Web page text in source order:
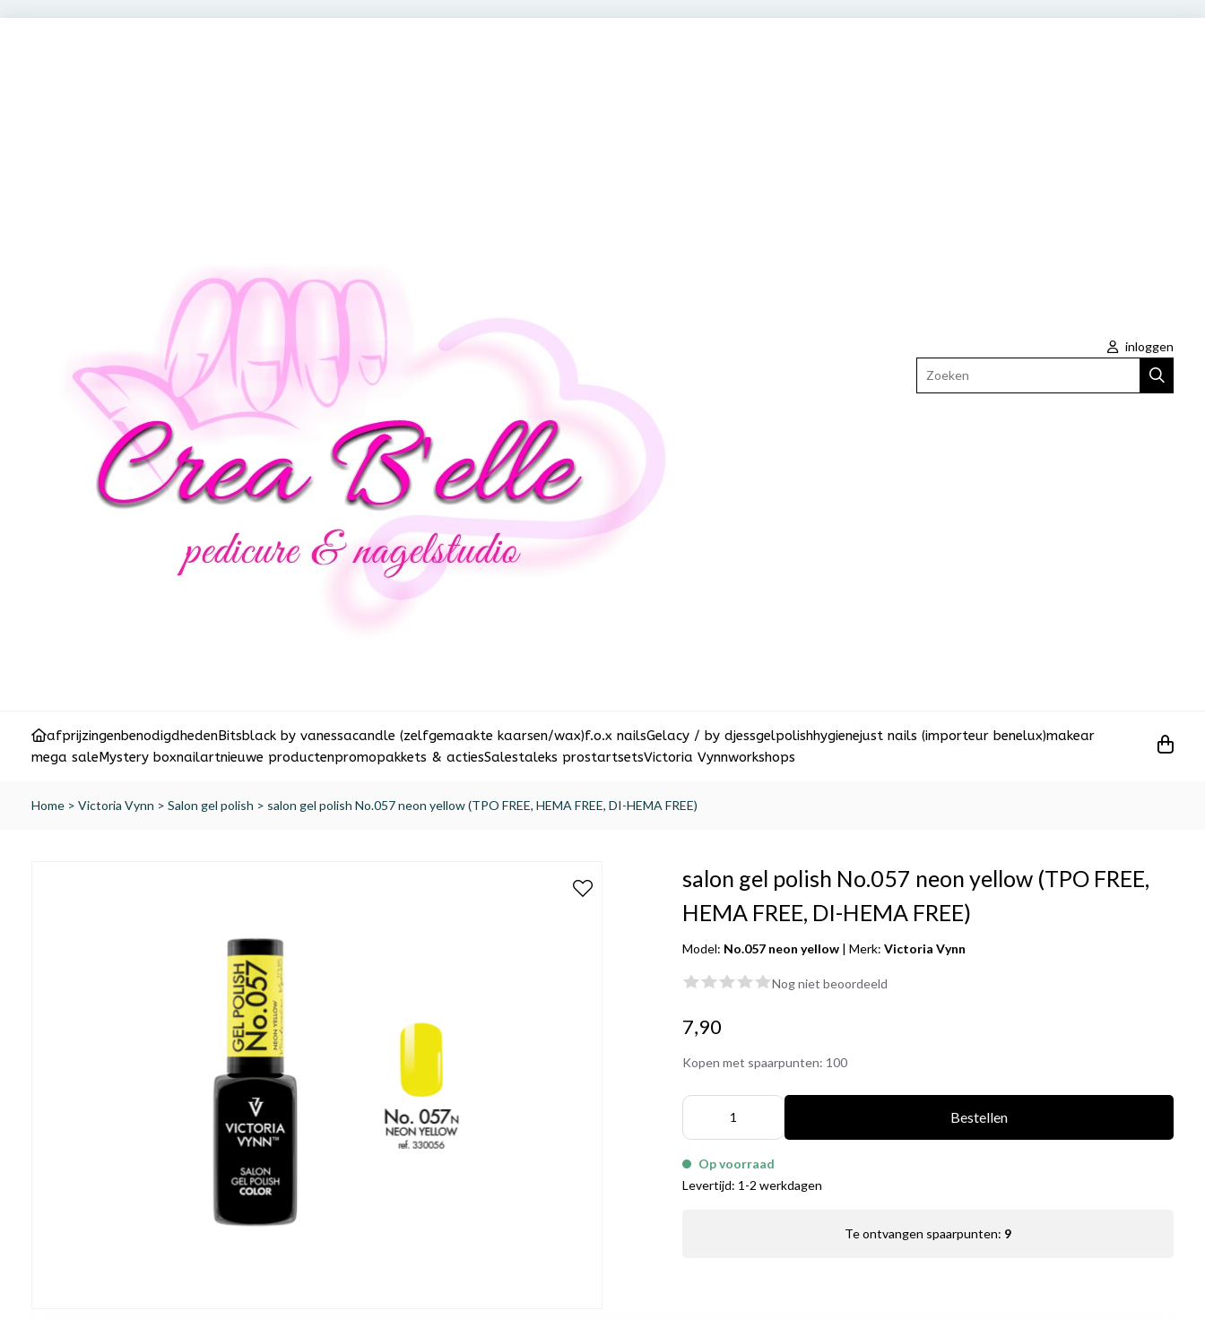
inloggen
afprijzingenbenodigdhedenBitsblack by vanessacandle (zelfgemaakte kaarsen/wax)f.o.x nailsGelacy / by djessgelpolishhygienejust nails (importeur benelux)makear
mega saleMystery boxnailartnieuwe productenpromopakkets & actiesSalestaleks prostartsetsVictoria Vynnworkshops
Home > Victoria Vynn > Salon gel polish > salon gel polish No.057 neon yellow (TPO FREE, HEMA FREE, DI-HEMA FREE)
salon gel polish No.057 neon yellow (TPO FREE,
HEMA FREE, DI-HEMA FREE)
Model: No.057 neon yellow |Merk:Victoria Vynn
Nog niet beoordeeld
7,90
Kopen met spaarpunten: 100
Bestellen
Op voorraad
Levertijd: 1-2 werkdagen
Te ontvangen spaarpunten: 9